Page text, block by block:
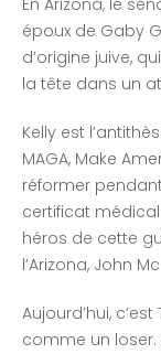
En Arizona, le
époux de Gaby
d’origine juive,
la tête dans un
Kelly est
MAGA, Make
réformer
certificat
héros de cette
l’Arizona, John
Aujourd’hui,
comme un loser.